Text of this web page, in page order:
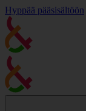
Hyppää pääsisältöön